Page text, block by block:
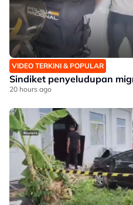
VIDEO TERKINI & POPULAR
Sindiket penyeludupan
20 hours ago